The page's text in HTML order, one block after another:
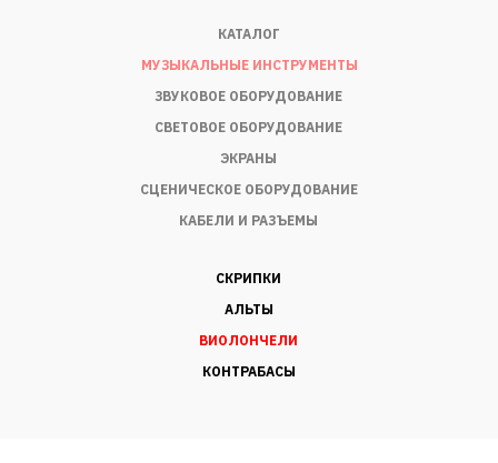
МУЗЫКАЛЬНЫЕ ИНСТРУМЕНТЫ
ЗВУКОВОЕ ОБОРУДОВАНИЕ
СВЕТОВОЕ ОБОРУДОВАНИЕ
ЭКРАНЫ
КАТАЛОГ
СЦЕНИЧЕСКОЕ ОБОРУДОВАНИЕ
КАБЕЛИ И РАЗЪЕМЫ
АЛЬТЫ
ВИОЛОНЧЕЛИ
КОНТРАБАСЫ
СКРИПКИ